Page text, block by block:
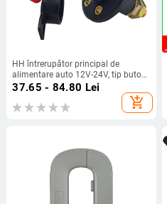
HH întrerupător principal de
alimentare auto 12V-24V, tip buton
anti-scurgere, cu coloană dublă
37.65 - 84.80 Lei
add_shopping_cart